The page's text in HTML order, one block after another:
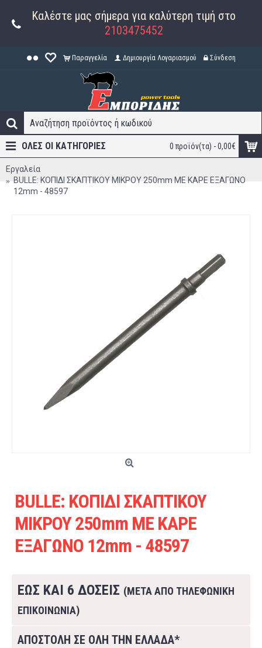
Καλέστε μας σήμερα για καλύτερη τιμή στο
2103475452
Παραγγελία Δημιουργία Λογαριασμού Σύνδεση
0 προϊόν(τα) - 0,00€
ΟΛΕΣ ΟΙ ΚΑΤΗΓΟΡΊΕΣ
Εργαλεία
BULLE: ΚΟΠΙΔΙ ΣΚΑΠΤΙΚΟΥ ΜΙΚΡΟΥ 250mm ΜΕ ΚΑΡΕ ΕΞΑΓΩΝΟ
12mm - 48597
BULLE: ΚΟΠΙΔΙ ΣΚΑΠΤΙΚΟΥ
ΜΙΚΡΟΥ 250mm ΜΕ ΚΑΡΕ
ΕΞΑΓΩΝΟ 12mm - 48597
ΕΩΣ ΚΑΙ 6 ΔΟΣΕΙΣ (ΜΕΤΑ ΑΠΟ ΤΗΛΕΦΩΝΙΚΗ
ΕΠΙΚΟΙΝΩΝΙΑ)
ΑΠΟΣΤΟΛΗ ΣΕ ΟΛΗ ΤΗΝ ΕΛΛΑΔΑ*